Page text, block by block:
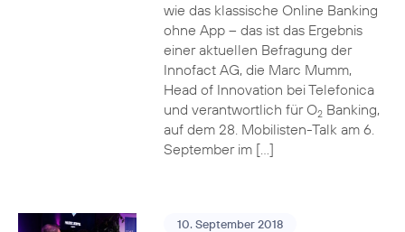
wie das klassische Online Banking
ohne App – das ist das Ergebnis
einer aktuellen Befragung der
Innofact AG, die Marc Mumm,
Head of Innovation bei Telefonica
und verantwortlich für O2Banking,
auf dem 28. Mobilisten-Talk am 6.
September im […]
10. September 2018